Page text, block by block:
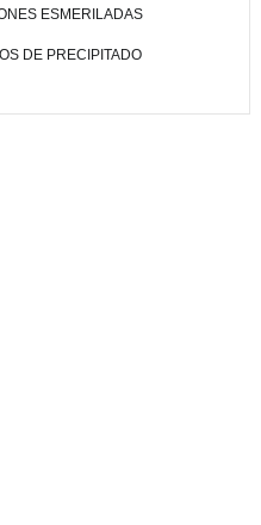
ESMERILADAS
DE PRECIPITADO